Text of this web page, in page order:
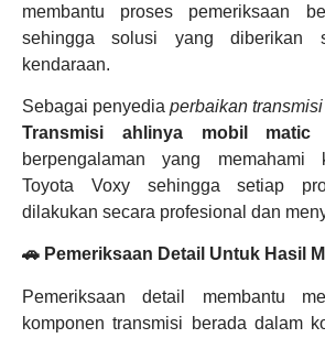
membantu proses pemeriksaan
sehingga solusi yang diberikan
kendaraan.
Sebagai penyedia perbaikan
Transmisi ahlinya mobil matic
berpengalaman yang memahami
Toyota Voxy sehingga setiap
dilakukan secara profesional dan
🚗 Pemeriksaan Detail Untuk Hasil
Pemeriksaan detail membantu
komponen transmisi berada dalam